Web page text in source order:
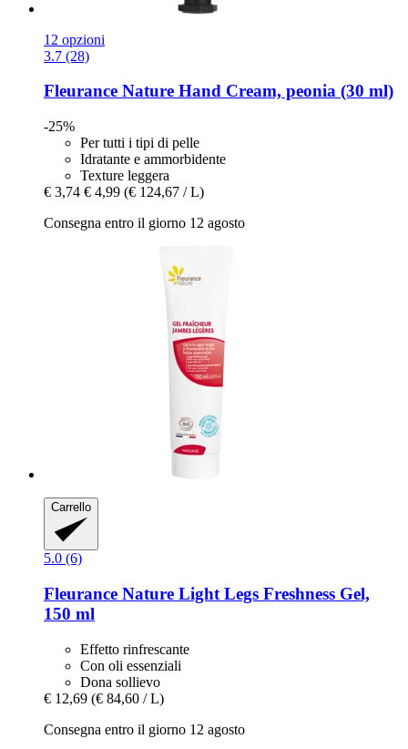
12 opzioni
3.7 (28)
Fleurance Nature Hand Cream, peonia (30 ml)
-25%
Per tutti i tipi di pelle
Idratante e ammorbidente
Texture leggera
€ 3,74 € 4,99 (€ 124,67 / L)
Consegna entro il giorno 12 agosto
Carrello
5.0 (6)
Fleurance Nature Light Legs Freshness Gel,
150 ml
Effetto rinfrescante
Con oli essenziali
Dona sollievo
€ 12,69 (€ 84,60 / L)
Consegna entro il giorno 12 agosto